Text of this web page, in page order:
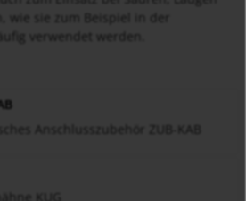
wie sie zum Beispiel in der
verwendet werden.
Anschlusszubehör ZUB-KAB
KUG